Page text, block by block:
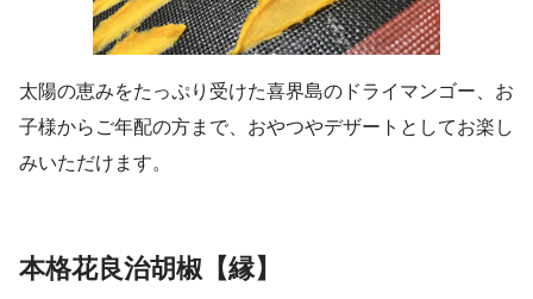
太陽の恵みをたっぷり受けた喜界島のドライマンゴー、お
子様からご年配の方まで、おやつやデザートとしてお楽し
みいただけます。
本格花良治胡椒【縁】